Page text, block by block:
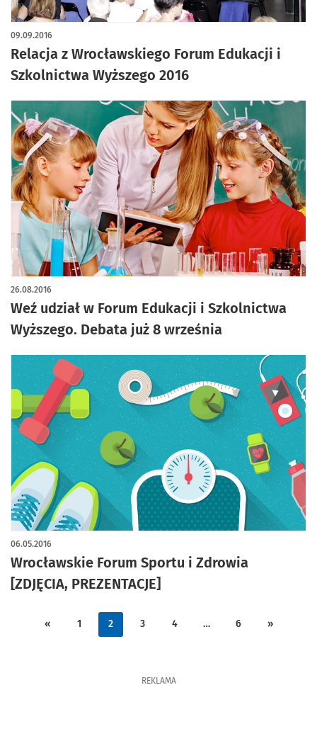
Relacja z Wrocławskiego Forum Edukacji i
Szkolnictwa Wyższego 2016
09.09.2016
Weź udział w Forum Edukacji i Szkolnictwa
Wyższego. Debata już 8 września
26.08.2016
Wrocławskie Forum Sportu i Zdrowia
[ZDJĘCIA, PREZENTACJE]
06.05.2016
« 1 2 3 4 … 6 »
REKLAMA